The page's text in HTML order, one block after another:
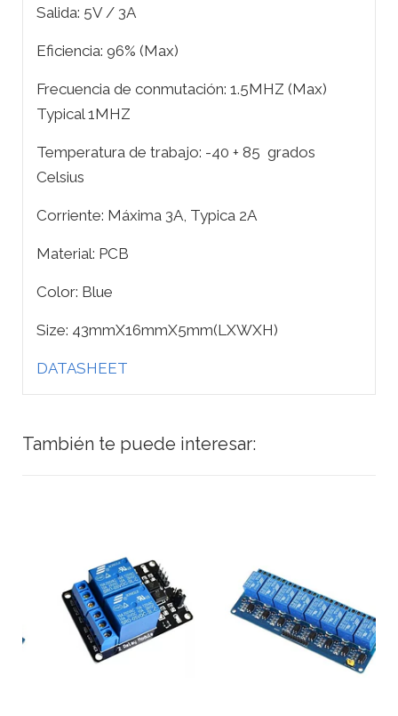
Salida: 5V / 3A
Eficiencia: 96% (Max)
Frecuencia de conmutación: 1.5MHZ (Max)
Typical 1MHZ
Temperatura de trabajo: -40 + 85 grados
Celsius
Corriente: Máxima 3A, Typica 2A
Material: PCB
Color: Blue
Size: 43mmX16mmX5mm(LXWXH)
DATASHEET
También te puede interesar: